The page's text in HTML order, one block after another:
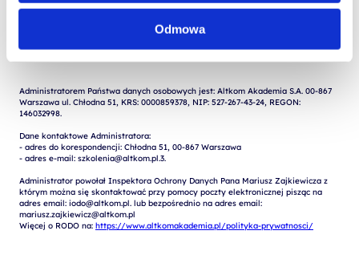
Odmowa
Administratorem Państwa danych osobowych jest: Altkom Akademia S.A. 00-867
Warszawa ul. Chłodna 51, KRS: 0000859378, NIP: 527-267-43-24, REGON:
146032998.
Dane kontaktowe Administratora:
- adres do korespondencji: Chłodna 51, 00-867 Warszawa
- adres e-mail: szkolenia@altkom.pl.3.
Administrator powołał Inspektora Ochrony Danych Pana Mariusz Zajkiewicza z
którym można się skontaktować przy pomocy poczty elektronicznej pisząc na
adres email: iodo@altkom.pl. lub bezpośrednio na adres email:
mariusz.zajkiewicz@altkom.pl
Więcej o RODO na: https://www.altkomakademia.pl/polityka-prywatnosci/